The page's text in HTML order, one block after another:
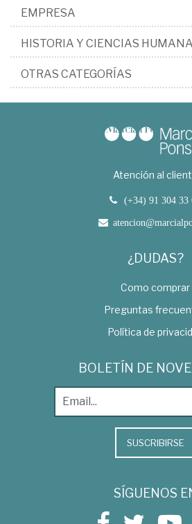
EMPRESA
HISTORIA Y CIENCIAS
OTRAS CATEGORÍAS
Atención al
(+34) 91 304 33
¿DUDAS?
Como comprar
Preguntas
Política de
BOLETÍN DE
SUSCRIBIRSE
SÍGUENOS